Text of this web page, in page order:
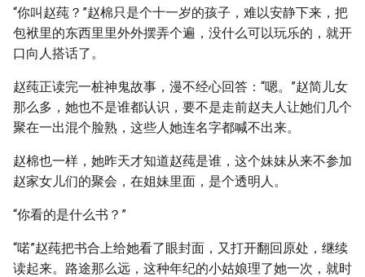
“你叫赵莼？”赵棉只是个十一岁的孩子，难以安静下来，把
包袱里的东西里里外外摆弄个遍，没什么可以玩乐的，就开
口向人搭话了。
赵莼正读完一桩神鬼故事，漫不经心回答：“嗯。”赵简儿女
那么多，她也不是谁都认识，要不是走前赵夫人让她们几个
聚在一出混个脸熟，这些人她连名字都喊不出来。
赵棉也一样，她昨天才知道赵莼是谁，这个妹妹从来不参加
赵家女儿们的聚会，在姐妹里面，是个透明人。
“你看的是什么书？”
“喏”赵莼把书合上给她看了眼封面，又打开翻回原处，继续
读起来。路途那么远，这种年纪的小姑娘理了她一次，就时